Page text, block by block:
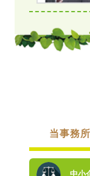
当事務
中小